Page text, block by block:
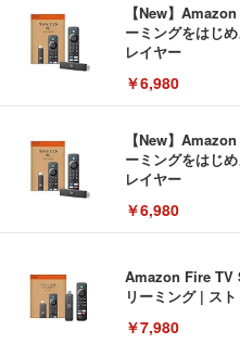
【New】
ーミングをはじ
レイヤー
￥6,980
【New】
ーミングをはじ
レイヤー
￥6,980
Amazon Fire TV
リーミング | ス
￥7,980